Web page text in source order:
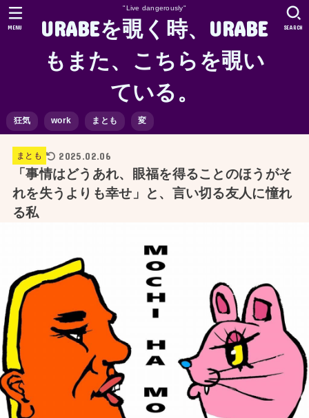
"Live dangerously"
URABEを覗く時、URABE
もまた、こちらを覗い
ている。
狂気 work まとも 変
SEARCH
MENU
まとも 2025.02.06
「事情はどうあれ、眼福を得ることのほうがそ
れを失うよりも幸せ」と、言い切る友人に憧れ
る私